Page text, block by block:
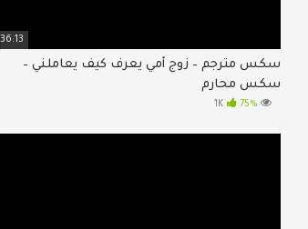
36:13
سكس مترجم – زوج أمي يعرف كيف يعاملني –
سكس محارم
75%